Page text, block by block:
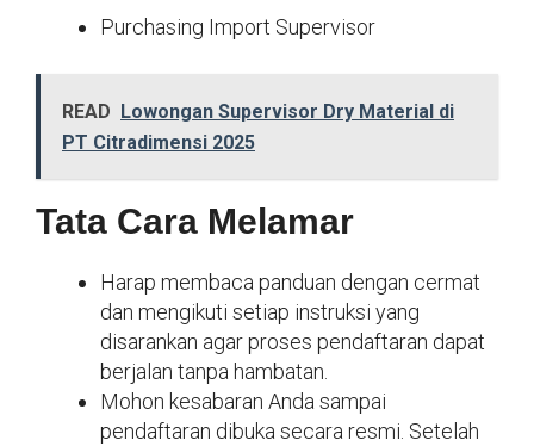
Purchasing Import Supervisor
READ
Lowongan Supervisor Dry Material di
PT Citradimensi 2025
Tata Cara Melamar
Harap membaca panduan dengan cermat
dan mengikuti setiap instruksi yang
disarankan agar proses pendaftaran dapat
berjalan tanpa hambatan.
Mohon kesabaran Anda sampai
pendaftaran dibuka secara resmi. Setelah